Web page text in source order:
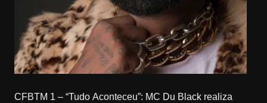
CFBTM 1 – “Tudo Aconteceu”: MC Du Black realiza